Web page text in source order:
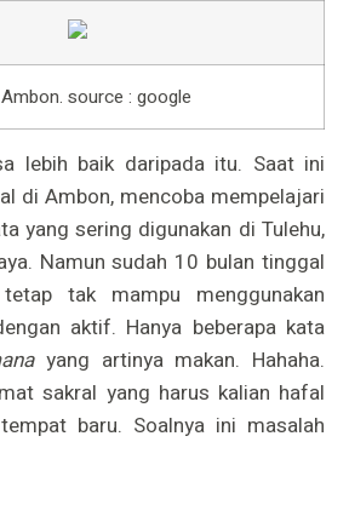
source : google
lebih baik daripada itu. Saat ini
di Ambon, mencoba mempelajari
yang sering digunakan di Tulehu,
Namun sudah 10 bulan tinggal
tak mampu menggunakan
aktif. Hanya beberapa kata
yang artinya makan. Hahaha.
sakral yang harus kalian hafal
baru. Soalnya ini masalah